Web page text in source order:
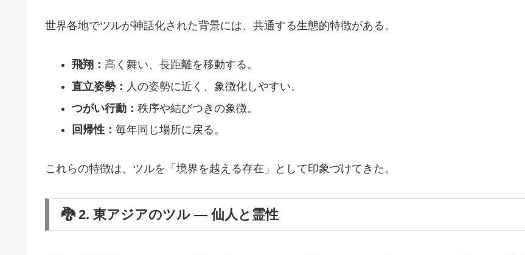
世界各地でツルが神話化された背景には、共通する生態的特徴がある。
飛翔： 高く舞い、長距離を移動する。
直立姿勢： 人の姿勢に近く、象徴化しやすい。
つがい行動： 秩序や結びつきの象徴。
回帰性： 毎年同じ場所に戻る。
これらの特徴は、ツルを「境界を越える存在」として印象づけてきた。
🐉 2. 東アジアのツル ― 仙人と霊性